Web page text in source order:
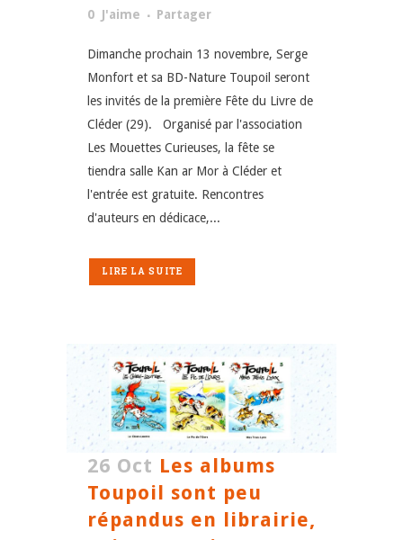
0 J'aime Partager
Dimanche prochain 13 novembre, Serge
Monfort et sa BD-Nature Toupoil seront
les invités de la première Fête du Livre de
Cléder (29). Organisé par l'association
Les Mouettes Curieuses, la fête se
tiendra salle Kan ar Mor à Cléder et
l'entrée est gratuite. Rencontres
d'auteurs en dédicace,...
LIRE LA SUITE
26 Oct Les albums
Toupoil sont peu
répandus en librairie,